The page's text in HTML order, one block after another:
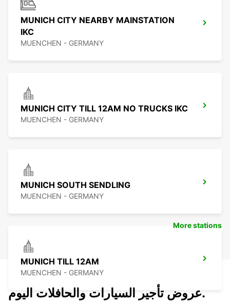
MUNICH CITY NEARBY MAINSTATION
IKC
MUENCHEN - GERMANY
MUNICH CITY TILL 12AM NO TRUCKS IKC
MUENCHEN - GERMANY
MUNICH SOUTH SENDLING
MUENCHEN - GERMANY
MUNICH TILL 12AM
MUENCHEN - GERMANY
More stations
عروض تأجير السيارات والحافلات اليوم.